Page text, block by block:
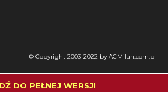
© Copyright 2003-2022 by ACMilan.com.pl
DO PEŁNEJ WERSJI